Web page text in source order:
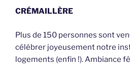
CRÉMAILLÈRE
Plus de 150 personnes sont
célébrer joyeusement notre
logements (enfin !). Ambiance